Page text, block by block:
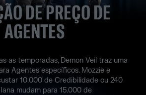
DE PREÇO DE
AGENTES
as temporadas, Demon Veil traz uma
Agentes específicos. Mozzie e
10.000 de Credibilidade ou 240
mudam para 15.000 de